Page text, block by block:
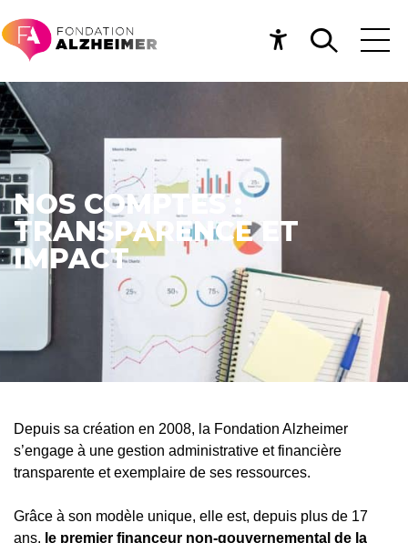
NOS COMPTES :
TRANSPARENCE ET
IMPACT
Depuis sa création en 2008, la Fondation Alzheimer
s’engage à une gestion administrative et financière
transparente et exemplaire de ses ressources.
Grâce à son modèle unique, elle est, depuis plus de 17
ans, le premier financeur non-gouvernemental de la